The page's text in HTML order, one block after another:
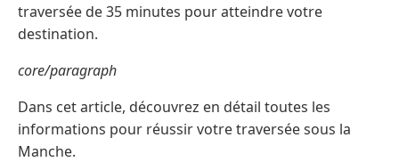
traversée de 35 minutes pour atteindre votre
destination.
core/paragraph
Dans cet article, découvrez en détail toutes les
informations pour réussir votre traversée sous la
Manche.